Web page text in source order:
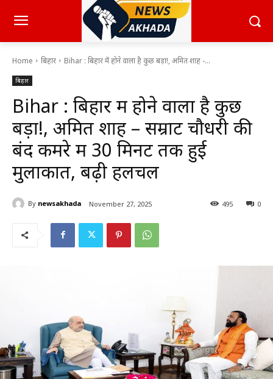
Home बिहार Bihar : बिहार में होने वाला है कुछ बड़ा!, अमित शाह -...
बिहार
Bihar : बिहार में होने वाला है कुछ
बड़ा!, अमित शाह – सम्राट चौधरी की
बंद कमरे में 30 मिनट तक हुई
मुलाकात, बढ़ी हलचल
By newsakhada November 27, 2025 0
495